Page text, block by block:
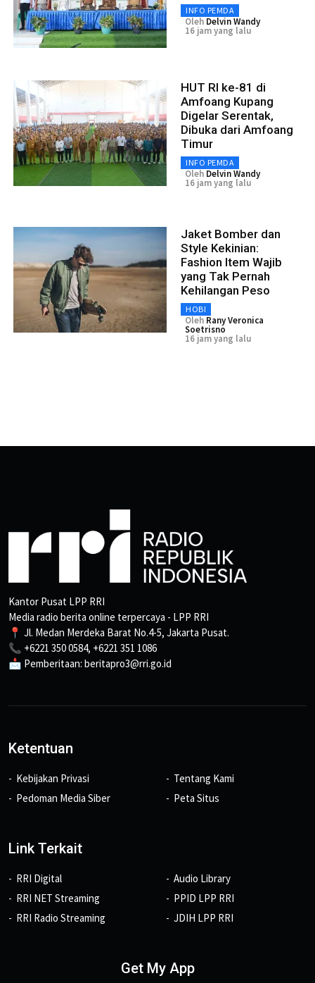
INFO PEMDA
Oleh Delvin Wandy
16 jam yang lalu
HUT RI ke-81 di
Amfoang Kupang
Digelar Serentak,
Dibuka dari Amfoang
Timur
INFO PEMDA
Oleh Delvin Wandy
16 jam yang lalu
Jaket Bomber dan
Style Kekinian:
Fashion Item Wajib
yang Tak Pernah
Kehilangan Peso
HOBI
Oleh Rany Veronica
Soetrisno
16 jam yang lalu
Kantor Pusat LPP RRI
Media radio berita online terpercaya - LPP RRI
📍 Jl. Medan Merdeka Barat No.4-5, Jakarta Pusat.
📞 +6221 350 0584, +6221 351 1086
📩 Pemberitaan: beritapro3@rri.go.id
Ketentuan
Kebijakan Privasi
Pedoman Media Siber
Tentang Kami
Peta Situs
Link Terkait
RRI Digital
RRI NET Streaming
RRI Radio Streaming
Audio Library
PPID LPP RRI
JDIH LPP RRI
Get My App